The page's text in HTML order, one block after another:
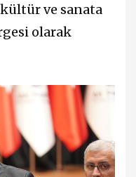
ve sanata
olarak